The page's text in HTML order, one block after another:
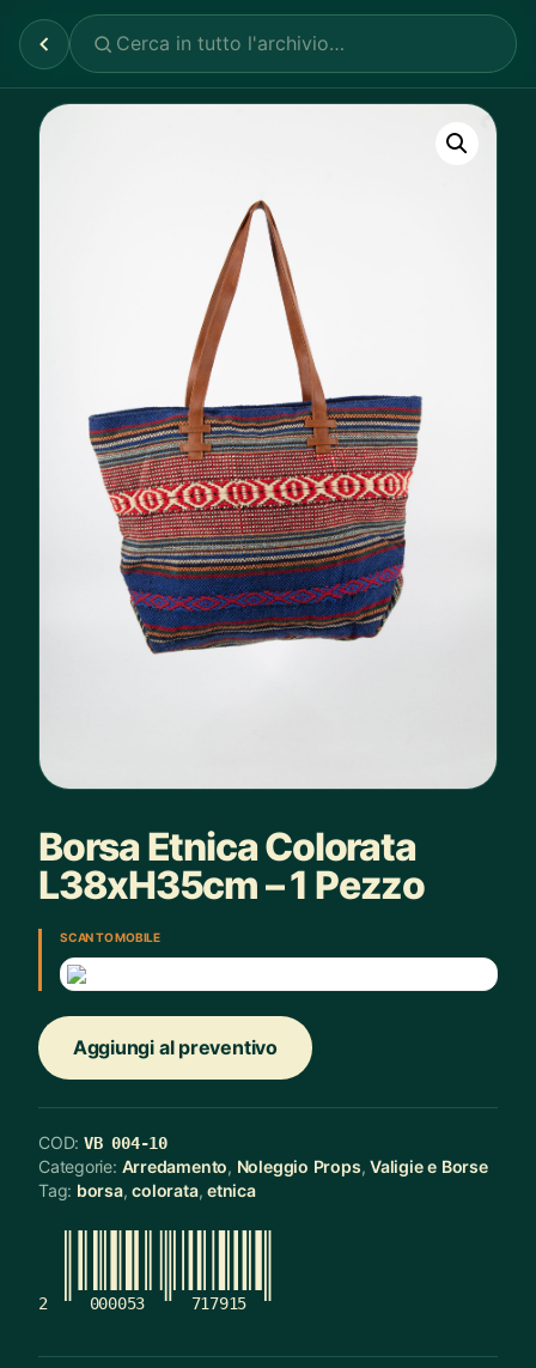
Borsa Etnica Colorata
L38xH35cm – 1 Pezzo
SCAN TO MOBILE
Aggiungi al preventivo
COD: VB 004-10
Categorie: Arredamento, Noleggio Props,Valigie e Borse
Tag: borsa,colorata,etnica
2 000053 717915